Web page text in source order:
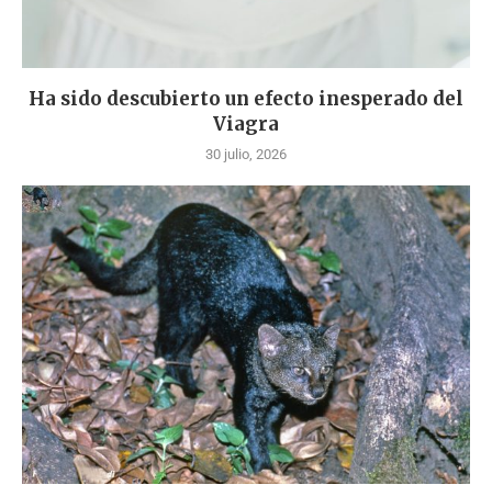
Ha sido descubierto un efecto inesperado del
Viagra
30 julio, 2026